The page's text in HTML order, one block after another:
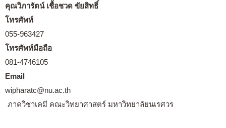
คุณวิภารัตน์ เชื้อชวด ขัยสิทธิ์
โทรศัพท์
055-963427
โทรศัพท์มือถือ
081-4746105
Email
wipharatc@nu.ac.th
ภาควิชาเคมี คณะวิทยาศาสตร์ มหาวิทยาลัยนเรศวร